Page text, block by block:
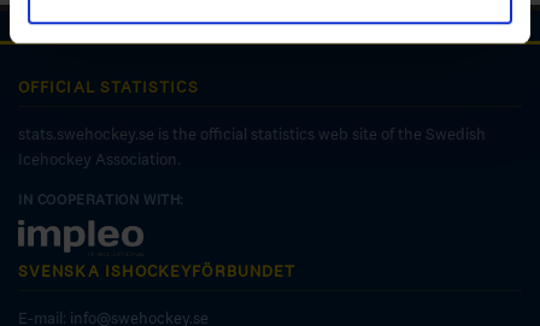
OFFICIAL STATISTICS
stats.swehockey.se is the official statistics web site of the Swedish
Icehockey Association.
IN COOPERATION WITH:
SVENSKA ISHOCKEYFÖRBUNDET
E-mail: info@swehockey.se